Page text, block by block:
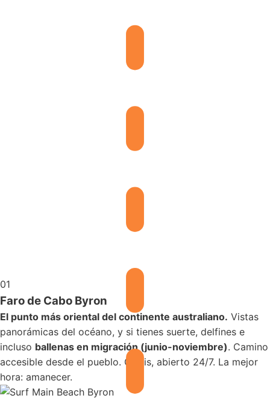
01
Faro de Cabo Byron
El punto más oriental del continente australiano. Vistas
panorámicas del océano, y si tienes suerte, delfines e
incluso ballenas en migración (junio-noviembre). Camino
accesible desde el pueblo. Gratis, abierto 24/7. La mejor
hora: amanecer.